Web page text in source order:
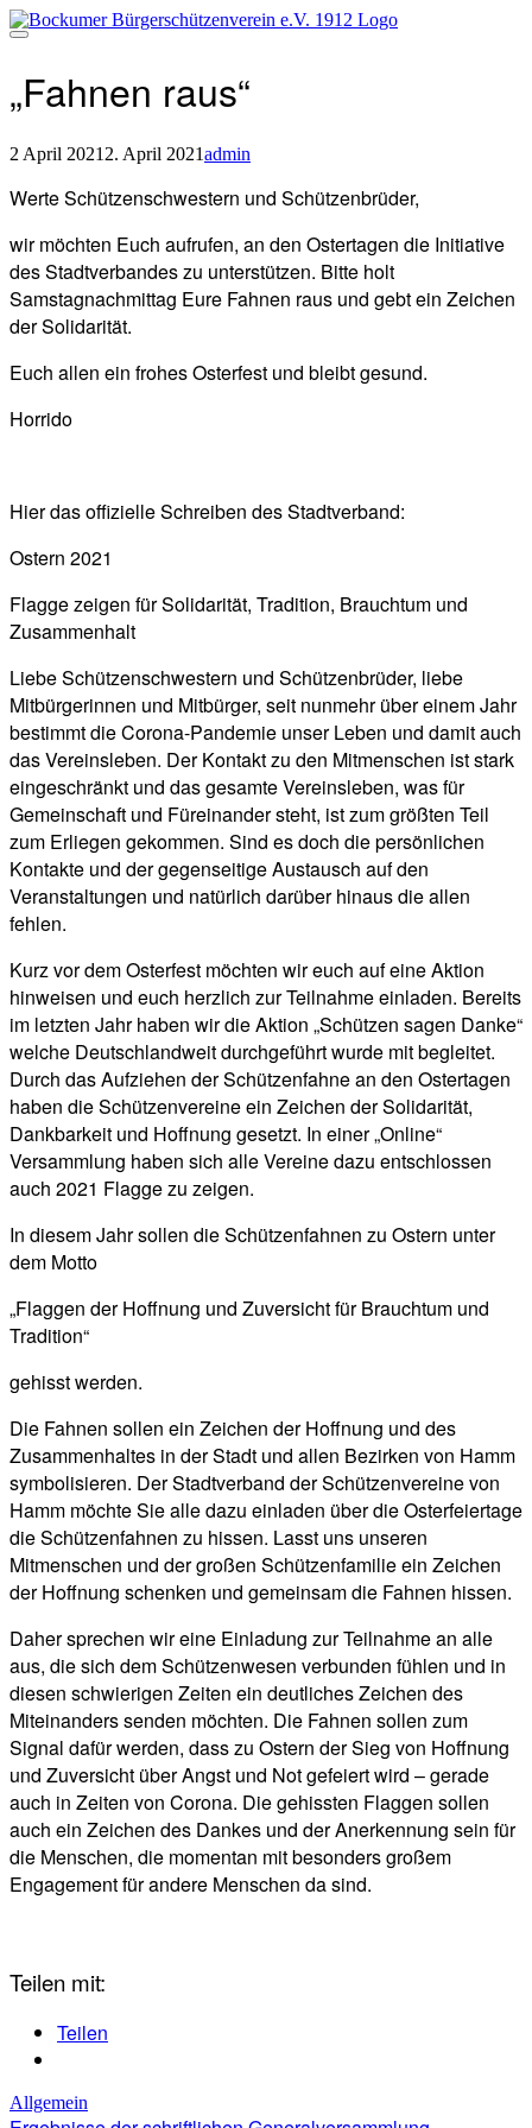
Direkt
zum
„Fahnen raus“
2 April 2021 2. April 2021admin
Werte Schützenschwestern und Schützenbrüder,
wir möchten Euch aufrufen, an den Ostertagen die Initiative
des Stadtverbandes zu unterstützen. Bitte holt
Samstagnachmittag Eure Fahnen raus und gebt ein Zeichen
der Solidarität.
Euch allen ein frohes Osterfest und bleibt gesund.
Horrido
Hier das offizielle Schreiben des Stadtverband:
Ostern 2021
Flagge zeigen für Solidarität, Tradition, Brauchtum und
Zusammenhalt
Liebe Schützenschwestern und Schützenbrüder, liebe
Mitbürgerinnen und Mitbürger, seit nunmehr über einem Jahr
bestimmt die Corona-Pandemie unser Leben und damit auch
das Vereinsleben. Der Kontakt zu den Mitmenschen ist stark
eingeschränkt und das gesamte Vereinsleben, was für
Gemeinschaft und Füreinander steht, ist zum größten Teil
zum Erliegen gekommen. Sind es doch die persönlichen
Kontakte und der gegenseitige Austausch auf den
Veranstaltungen und natürlich darüber hinaus die allen
fehlen.
Kurz vor dem Osterfest möchten wir euch auf eine Aktion
hinweisen und euch herzlich zur Teilnahme einladen. Bereits
im letzten Jahr haben wir die Aktion „Schützen sagen Danke“
welche Deutschlandweit durchgeführt wurde mit begleitet.
Durch das Aufziehen der Schützenfahne an den Ostertagen
haben die Schützenvereine ein Zeichen der Solidarität,
Dankbarkeit und Hoffnung gesetzt. In einer „Online“
Versammlung haben sich alle Vereine dazu entschlossen
auch 2021 Flagge zu zeigen.
In diesem Jahr sollen die Schützenfahnen zu Ostern unter
dem Motto
„Flaggen der Hoffnung und Zuversicht für Brauchtum und
Tradition“
gehisst werden.
Die Fahnen sollen ein Zeichen der Hoffnung und des
Zusammenhaltes in der Stadt und allen Bezirken von Hamm
symbolisieren. Der Stadtverband der Schützenvereine von
Hamm möchte Sie alle dazu einladen über die Osterfeiertage
die Schützenfahnen zu hissen. Lasst uns unseren
Mitmenschen und der großen Schützenfamilie ein Zeichen
der Hoffnung schenken und gemeinsam die Fahnen hissen.
Daher sprechen wir eine Einladung zur Teilnahme an alle
aus, die sich dem Schützenwesen verbunden fühlen und in
diesen schwierigen Zeiten ein deutliches Zeichen des
Miteinanders senden möchten. Die Fahnen sollen zum
Signal dafür werden, dass zu Ostern der Sieg von Hoffnung
und Zuversicht über Angst und Not gefeiert wird – gerade
auch in Zeiten von Corona. Die gehissten Flaggen sollen
auch ein Zeichen des Dankes und der Anerkennung sein für
die Menschen, die momentan mit besonders großem
Engagement für andere Menschen da sind.
Teilen mit:
Teilen
Allgemein